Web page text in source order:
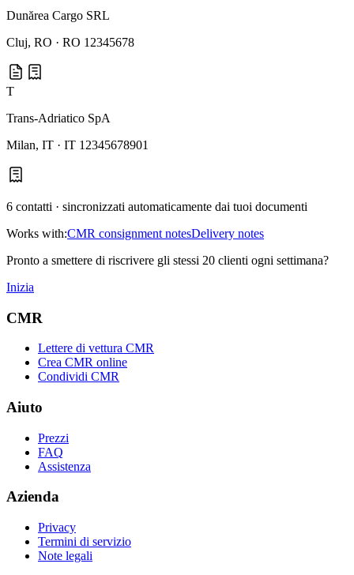
Dunărea Cargo SRL
Cluj, RO · RO 12345678
T
Trans-Adriatico SpA
Milan, IT · IT 12345678901
6 contatti · sincronizzati automaticamente dai tuoi documenti
Works with:CMR consignment notesDelivery notes
Pronto a smettere di riscrivere gli stessi 20 clienti ogni settimana?
Inizia
CMR
Lettere di vettura CMR
Crea CMR online
Condividi CMR
Aiuto
Prezzi
FAQ
Assistenza
Azienda
Privacy
Termini di servizio
Note legali